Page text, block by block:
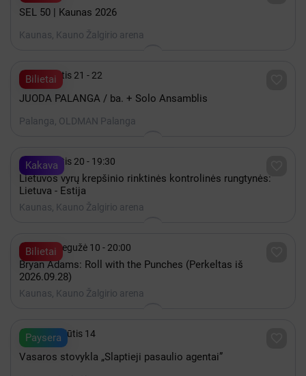
SEL 50 | Kaunas 2026
Kaunas, Kauno Žalgirio arena
Bilietai
 Rugpjūtis 21 - 22
JUODA PALANGA / ba. + Solo Ansamblis
Palanga, OLDMAN Palanga
Kakava
 Rugpjūtis 20 - 19:30
Lietuvos vyrų krepšinio rinktinės kontrolinės rungtynės:
Lietuva - Estija
Kaunas, Kauno Žalgirio arena
Bilietai
 2027 Gegužė 10 - 20:00
Bryan Adams: Roll with the Punches (Perkeltas iš
2026.09.28)
Kaunas, Kauno Žalgirio arena
Paysera
 iki Rugpjūtis 14
Vasaros stovykla „Slaptieji pasaulio agentai”